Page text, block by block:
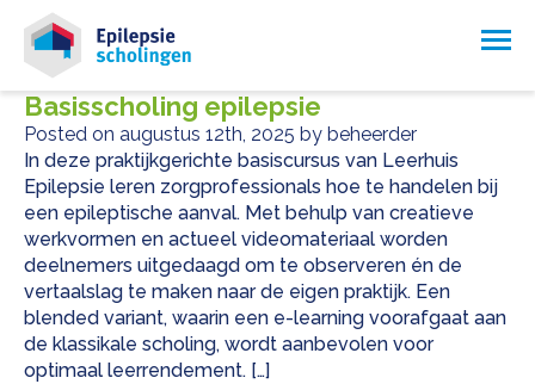
Basisscholing epilepsie
Posted on augustus 12th, 2025 by beheerder
In deze praktijkgerichte basiscursus van Leerhuis
Epilepsie leren zorgprofessionals hoe te handelen bij
een epileptische aanval. Met behulp van creatieve
werkvormen en actueel videomateriaal worden
deelnemers uitgedaagd om te observeren én de
vertaalslag te maken naar de eigen praktijk. Een
blended variant, waarin een e-learning voorafgaat aan
de klassikale scholing, wordt aanbevolen voor
optimaal leerrendement. […]